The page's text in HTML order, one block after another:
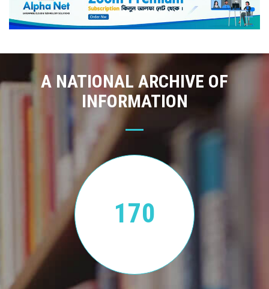
A NATIONAL ARCHIVE OF
INFORMATION
170